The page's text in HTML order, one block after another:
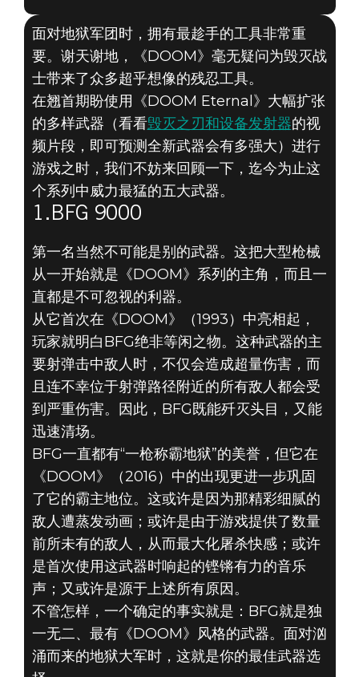
DOOM® Eternal
2019年6月07日
《DOOM》5大武
器 - 1.BFG 9000
面对地狱军团时，拥有最趁手的工具非常重
要。谢天谢地，《DOOM》毫无疑问为毁灭战
士带来了众多超乎想像的残忍工具。
在翘首期盼使用《DOOM Eternal》大幅扩张
的多样武器（看看毁灭之刃和设备发射器的视
频片段，即可预测全新武器会有多强大）进行
游戏之时，我们不妨来回顾一下，迄今为止这
个系列中威力最猛的五大武器。
1.BFG 9000
第一名当然不可能是别的武器。这把大型枪械
从一开始就是《DOOM》系列的主角，而且一
直都是不可忽视的利器。
从它首次在《DOOM》（1993）中亮相起，
玩家就明白BFG绝非等闲之物。这种武器的主
要射弹击中敌人时，不仅会造成超量伤害，而
且连不幸位于射弹路径附近的所有敌人都会受
到严重伤害。因此，BFG既能歼灭头目，又能
迅速清场。
BFG一直都有“一枪称霸地狱”的美誉，但它在
《DOOM》（2016）中的出现更进一步巩固
了它的霸主地位。这或许是因为那精彩细腻的
敌人遭蒸发动画；或许是由于游戏提供了数量
前所未有的敌人，从而最大化屠杀快感；或许
是首次使用这武器时响起的铿锵有力的音乐
声；又或许是源于上述所有原因。
不管怎样，一个确定的事实就是：BFG就是独
一无二、最有《DOOM》风格的武器。面对汹
涌而来的地狱大军时，这就是你的最佳武器选